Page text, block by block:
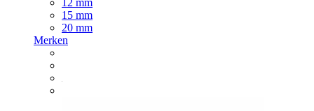
12 mm
15 mm
20 mm
Merken